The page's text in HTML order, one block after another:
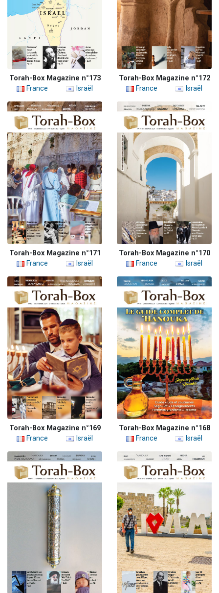
Torah-Box Magazine n°173
France
Israël
Torah-Box Magazine n°172
France
Israël
Torah-Box Magazine n°171
France
Israël
Torah-Box Magazine n°170
France
Israël
Torah-Box Magazine n°169
France
Israël
Torah-Box Magazine n°168
France
Israël